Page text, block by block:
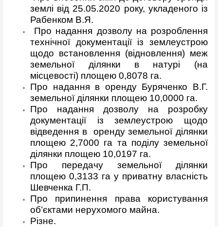
землі від 25.05.2020 року, укладеного із
Рабенком В.Я.
Про надання дозволу на розроблення
технічної документації із землеустрою
щодо встановлення (відновлення) меж
земельної ділянки в натурі (на
місцевості) площею 0,8078 га.
Про надання в оренду Буряченко В.Г.
земельної ділянки площею 10,0000 га.
Про надання дозволу на розробку
документації із землеустрою щодо
відведення в оренду земельної ділянки
площею 2,7000 га та поділу земельної
ділянки площею 10,0197 га.
Про передачу земельної ділянки
площею 0,3133 га у приватну власність
Шевченка Г.П.
Про припинення права користування
об’єктами нерухомого майна.
Різне.